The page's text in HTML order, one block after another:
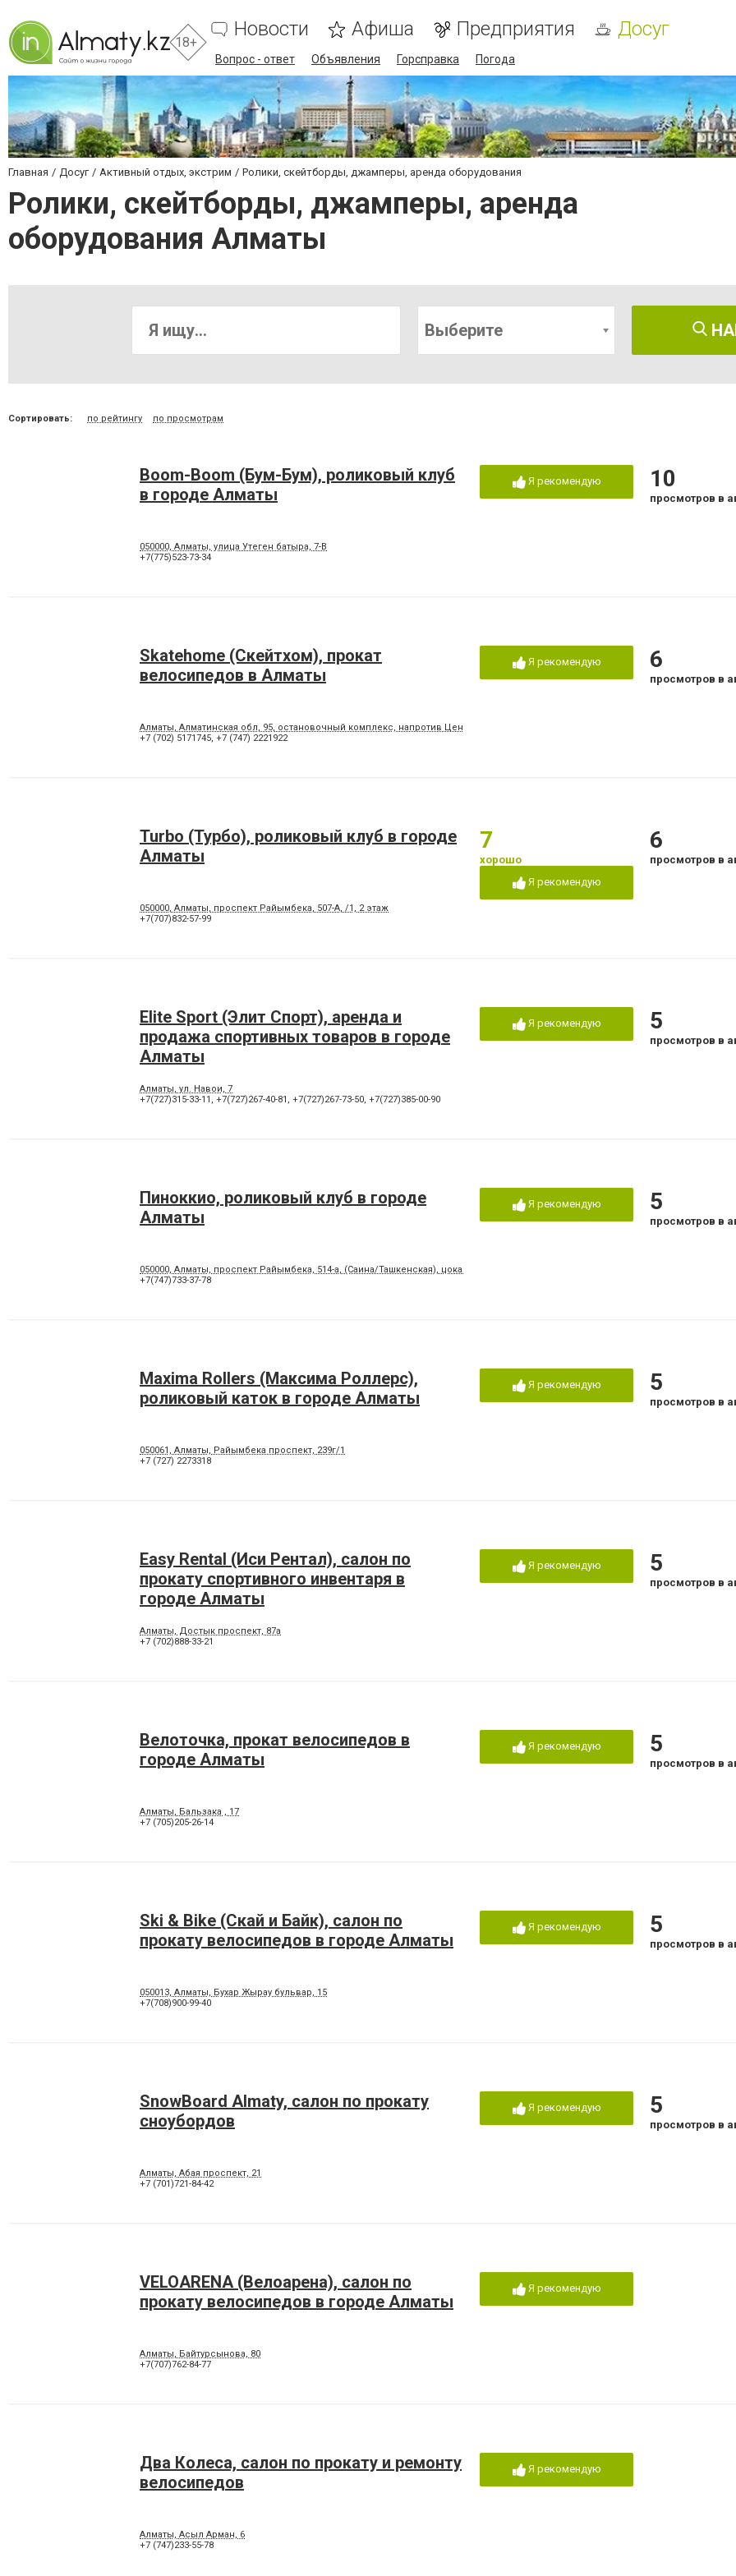
18+
Новости Афиша Предприятия Досуг
Вопрос - ответ Объявления Горсправка Погода
Главная Досуг Активный отдых, экстрим Ролики, скейтборды, джамперы, аренда оборудования
Ролики, скейтборды, джамперы, аренда
оборудования Алматы
Выберите
Сортировать: по рейтингу по просмотрам
Boom-Boom (Бум-Бум), роликовый клуб
в городе Алматы
050000, Алматы, улица Утеген батыра, 7-В
+7(775)523-73-34
Я рекомендую 10
просмотров в
Skatehome (Скейтхом), прокат
велосипедов в Алматы
Алматы, Алматинская обл, 95, остановочный комплекс, напротив Центрального бассейна
+7 (702) 5171745, +7 (747) 2221922
Я рекомендую 6
просмотров в
Turbo (Турбо), роликовый клуб в городе
Алматы
050000, Алматы, проспект Райымбека, 507-А, /1, 2 этаж
+7(707)832-57-99
7
хорошо
Я рекомендую
6
просмотров в
Elite Sport (Элит Спорт), аренда и
продажа спортивных товаров в городе
Алматы
Алматы, ул. Навои, 7
+7(727)315-33-11 , +7(727)267-40-81 , +7(727)267-73-50, +7(727)385-00-90
Я рекомендую 5
просмотров в
Пиноккио, роликовый клуб в городе
Алматы
050000, Алматы, проспект Райымбека, 514-а, (Саина/Ташкенская), цокальный этаж
+7(747)733-37-78
Я рекомендую 5
просмотров в
Maxima Rollers (Максима Роллерс),
роликовый каток в городе Алматы
050061, Алматы, Райымбека проспект, 239г/1
+7 (727) 2273318
Я рекомендую 5
просмотров в
Easy Rental (Иси Рентал), салон по
прокату спортивного инвентаря в
городе Алматы
Алматы, Достык проспект, 87а
+7 (702)888-33-21
Я рекомендую 5
просмотров в
Велоточка, прокат велосипедов в
городе Алматы
Алматы, Бальзака , 17
+7 (705)205-26-14
Я рекомендую 5
просмотров в
Ski & Bike (Скай и Байк), салон по
прокату велосипедов в городе Алматы
050013, Алматы, Бухар Жырау бульвар, 15
+7(708)900-99-40
Я рекомендую 5
просмотров в
SnowBoard Almaty, салон по прокату
сноубордов
Алматы, Абая проспект, 21
+7 (701)721-84-42
Я рекомендую 5
просмотров в
VELOARENA (Велоарена), салон по
прокату велосипедов в городе Алматы
Алматы, Байтурсынова, 80
+7(707)762-84-77
Я рекомендую
Два Колеса, салон по прокату и ремонту
велосипедов
Алматы, Асыл Арман, 6
+7 (747)233-55-78
Я рекомендую